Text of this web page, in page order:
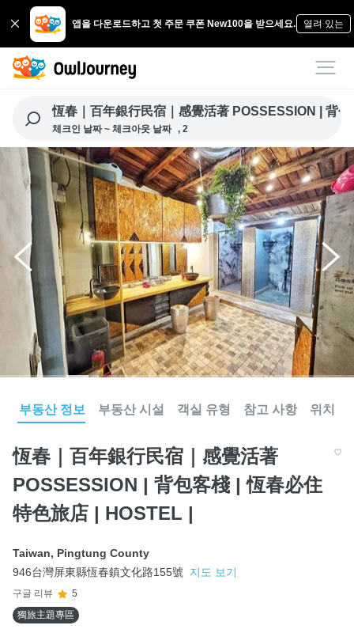
앱을 다운로드하고 첫 주문 쿠폰 New100을 받으세요. 열려 있는
恆春｜百年銀行民宿｜感覺活著 POSSESSION | 背
체크인 날짜 ~ 체크아웃 날짜 , 2
부동산 정보 부동산 시설 객실 유형 참고 사항 위치
恆春｜百年銀行民宿｜感覺活著
POSSESSION | 背包客棧 | 恆春必住
特色旅店 | HOSTEL |
Taiwan, Pingtung County
946台灣屏東縣恆春鎮文化路155號
지도 보기
구글 리뷰
5
獨旅主題專區